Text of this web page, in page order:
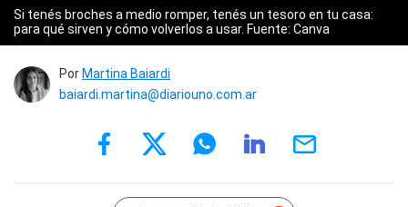
Si tenés broches a medio romper, tenés un tesoro en tu casa:
para qué sirven y cómo volverlos a usar. Fuente: Canva
Por Martina Baiardi
baiardi.martina@diariouno.com.ar